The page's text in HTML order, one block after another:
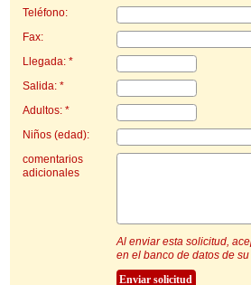
Teléfono:
Fax:
Llegada: *
Salida: *
Adultos: *
Niños (edad):
comentarios
adicionales
Al enviar esta solicitud,
en el banco de datos de